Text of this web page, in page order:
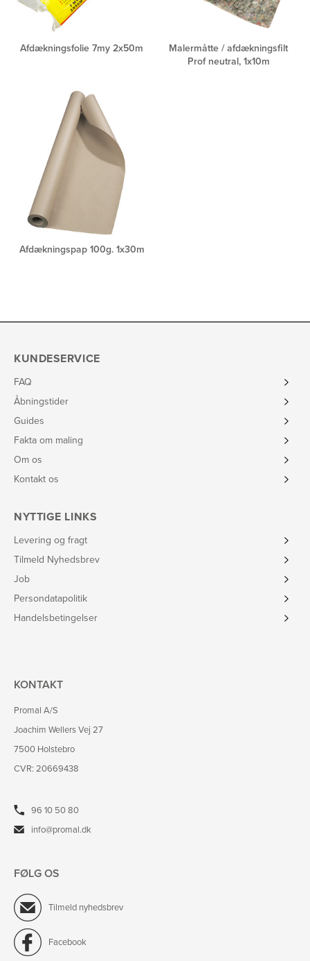
Afdækningsfolie 7my 2x50m
Malermåtte / afdækningsfilt
Prof neutral, 1x10m
Afdækningspap 100g. 1x30m
KUNDESERVICE
FAQ
Åbningstider
Guides
Fakta om maling
Om os
Kontakt os
NYTTIGE LINKS
Levering og fragt
Tilmeld Nyhedsbrev
Job
Persondatapolitik
Handelsbetingelser
KONTAKT
Promal A/S
Joachim Wellers Vej 27
7500 Holstebro
CVR: 20669438
96 10 50 80
info@promal.dk
FØLG OS
Tilmeld nyhedsbrev
Facebook